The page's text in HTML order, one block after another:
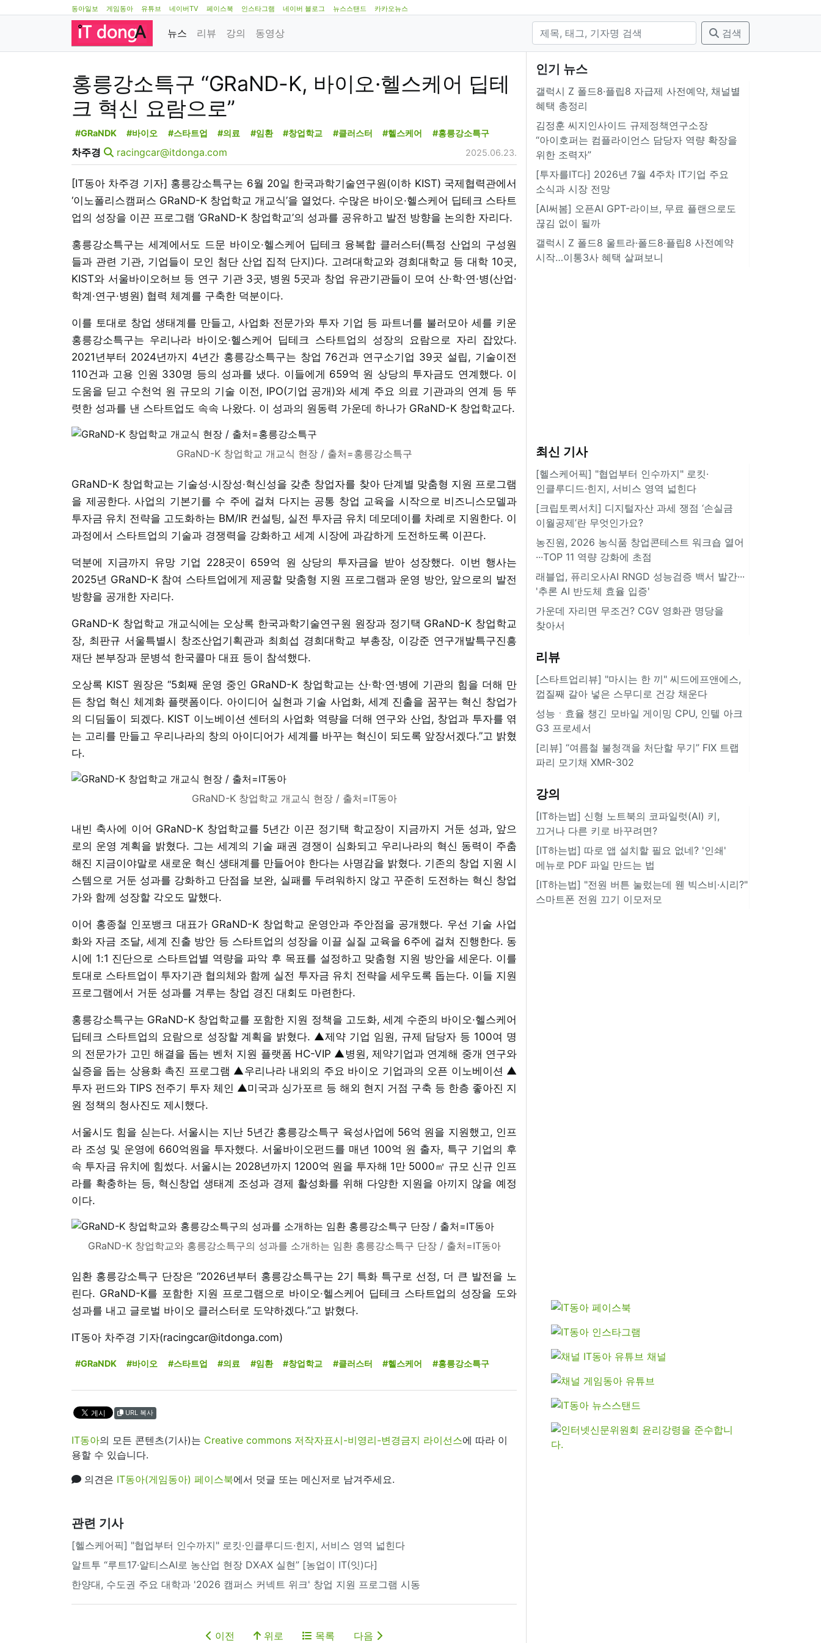
동아일보 게임동아 유튜브 네이버TV 페이스북 인스타그램 네이버 블로그 뉴스스탠드 카카오뉴스
뉴스 리뷰 강의 동영상 검색
홍릉강소특구 “GRaND-K, 바이오·헬스케어 딥테
크 혁신 요람으로”
#GRaNDK #바이오 #스타트업 #의료 #임환 #창업학교 #클러스터 #헬스케어 #홍릉강소특구
차주경 racingcar@itdonga.com 2025.06.23.
[IT동아 차주경 기자] 홍릉강소특구는 6월 20일 한국과학기술연구원(이하 KIST) 국제협력관에서
‘이노폴리스캠퍼스 GRaND-K 창업학교 개교식’을 열었다. 수많은 바이오·헬스케어 딥테크 스타트
업의 성장을 이끈 프로그램 ‘GRaND-K 창업학교’의 성과를 공유하고 발전 방향을 논의한 자리다.
홍릉강소특구는 세계에서도 드문 바이오·헬스케어 딥테크 융복합 클러스터(특정 산업의 구성원
들과 관련 기관, 기업들이 모인 첨단 산업 집적 단지)다. 고려대학교와 경희대학교 등 대학 10곳,
KIST와 서울바이오허브 등 연구 기관 3곳, 병원 5곳과 창업 유관기관들이 모여 산·학·연·병(산업·
학계·연구·병원) 협력 체계를 구축한 덕분이다.
이를 토대로 창업 생태계를 만들고, 사업화 전문가와 투자 기업 등 파트너를 불러모아 세를 키운
홍릉강소특구는 우리나라 바이오·헬스케어 딥테크 스타트업의 성장의 요람으로 자리 잡았다.
2021년부터 2024년까지 4년간 홍릉강소특구는 창업 76건과 연구소기업 39곳 설립, 기술이전
110건과 고용 인원 330명 등의 성과를 냈다. 이들에게 659억 원 상당의 투자금도 연계했다. 이
도움을 딛고 수천억 원 규모의 기술 이전, IPO(기업 공개)와 세계 주요 의료 기관과의 연계 등 뚜
렷한 성과를 낸 스타트업도 속속 나왔다. 이 성과의 원동력 가운데 하나가 GRaND-K 창업학교다.
GRaND-K 창업학교 개교식 현장 / 출처=홍릉강소특구
GRaND-K 창업학교는 기술성·시장성·혁신성을 갖춘 창업자를 찾아 단계별 맞춤형 지원 프로그램
을 제공한다. 사업의 기본기를 수 주에 걸쳐 다지는 공통 창업 교육을 시작으로 비즈니스모델과
투자금 유치 전략을 고도화하는 BM/IR 컨설팅, 실전 투자금 유치 데모데이를 차례로 지원한다. 이
과정에서 스타트업의 기술과 경쟁력을 강화하고 세계 시장에 과감하게 도전하도록 이끈다.
덕분에 지금까지 유망 기업 228곳이 659억 원 상당의 투자금을 받아 성장했다. 이번 행사는
2025년 GRaND-K 참여 스타트업에게 제공할 맞춤형 지원 프로그램과 운영 방안, 앞으로의 발전
방향을 공개한 자리다.
GRaND-K 창업학교 개교식에는 오상록 한국과학기술연구원 원장과 정기택 GRaND-K 창업학교
장, 최판규 서울특별시 창조산업기획관과 최희섭 경희대학교 부총장, 이강준 연구개발특구진흥
재단 본부장과 문병석 한국콜마 대표 등이 참석했다.
오상록 KIST 원장은 “5회째 운영 중인 GRaND-K 창업학교는 산·학·연·병에 기관의 힘을 더해 만
든 창업 혁신 체계화 플랫폼이다. 아이디어 실현과 기술 사업화, 세계 진출을 꿈꾸는 혁신 창업가
의 디딤돌이 되겠다. KIST 이노베이션 센터의 사업화 역량을 더해 연구와 산업, 창업과 투자를 엮
는 고리를 만들고 우리나라의 창의 아이디어가 세계를 바꾸는 혁신이 되도록 앞장서겠다.”고 밝혔
다.
GRaND-K 창업학교 개교식 현장 / 출처=IT동아
내빈 축사에 이어 GRaND-K 창업학교를 5년간 이끈 정기택 학교장이 지금까지 거둔 성과, 앞으
로의 운영 계획을 밝혔다. 그는 세계의 기술 패권 경쟁이 심화되고 우리나라의 혁신 동력이 주춤
해진 지금이야말로 새로운 혁신 생태계를 만들어야 한다는 사명감을 밝혔다. 기존의 창업 지원 시
스템으로 거둔 성과를 강화하고 단점을 보완, 실패를 두려워하지 않고 꾸준히 도전하는 혁신 창업
가와 함께 성장할 각오도 말했다.
이어 홍종철 인포뱅크 대표가 GRaND-K 창업학교 운영안과 주안점을 공개했다. 우선 기술 사업
화와 자금 조달, 세계 진출 방안 등 스타트업의 성장을 이끌 실질 교육을 6주에 걸쳐 진행한다. 동
시에 1:1 진단으로 스타트업별 역량을 파악 후 목표를 설정하고 맞춤형 지원 방안을 세운다. 이를
토대로 스타트업이 투자기관 협의체와 함께 실전 투자금 유치 전략을 세우도록 돕는다. 이들 지원
프로그램에서 거둔 성과를 겨루는 창업 경진 대회도 마련한다.
홍릉강소특구는 GRaND-K 창업학교를 포함한 지원 정책을 고도화, 세계 수준의 바이오·헬스케어
딥테크 스타트업의 요람으로 성장할 계획을 밝혔다. ▲제약 기업 임원, 규제 담당자 등 100여 명
의 전문가가 고민 해결을 돕는 벤처 지원 플랫폼 HC-VIP ▲병원, 제약기업과 연계해 중개 연구와
실증을 돕는 상용화 촉진 프로그램 ▲우리나라 내외의 주요 바이오 기업과의 오픈 이노베이션 ▲
투자 펀드와 TIPS 전주기 투자 체인 ▲미국과 싱가포르 등 해외 현지 거점 구축 등 한층 좋아진 지
원 정책의 청사진도 제시했다.
서울시도 힘을 싣는다. 서울시는 지난 5년간 홍릉강소특구 육성사업에 56억 원을 지원했고, 인프
라 조성 및 운영에 660억원을 투자했다. 서울바이오펀드를 매년 100억 원 출자, 특구 기업의 후
속 투자금 유치에 힘썼다. 서울시는 2028년까지 1200억 원을 투자해 1만 5000㎡ 규모 신규 인프
라를 확충하는 등, 혁신창업 생태계 조성과 경제 활성화를 위해 다양한 지원을 아끼지 않을 예정
이다.
GRaND-K 창업학교와 홍릉강소특구의 성과를 소개하는 임환 홍릉강소특구 단장 / 출처=IT동아
임환 홍릉강소특구 단장은 “2026년부터 홍릉강소특구는 2기 특화 특구로 선정, 더 큰 발전을 노
린다. GRaND-K를 포함한 지원 프로그램으로 바이오·헬스케어 딥테크 스타트업의 성장을 도와
성과를 내고 글로벌 바이오 클러스터로 도약하겠다.”고 밝혔다.
IT동아 차주경 기자(racingcar@itdonga.com)
#GRaNDK #바이오 #스타트업 #의료 #임환 #창업학교 #클러스터 #헬스케어 #홍릉강소특구
URL 복사
IT동아의 모든 콘텐츠(기사)는 Creative commons 저작자표시-비영리-변경금지 라이선스에 따라 이
용할 수 있습니다.
의견은 IT동아(게임동아) 페이스북에서 덧글 또는 메신저로 남겨주세요.
관련 기사
[헬스케어픽] "협업부터 인수까지" 로킷·인클루디드·힌지, 서비스 영역 넓힌다
알트투 “루트17·알티스AI로 농산업 현장 DX·AX 실현” [농업이 IT(잇)다]
한양대, 수도권 주요 대학과 '2026 캠퍼스 커넥트 위크' 창업 지원 프로그램 시동
이전 위로 목록 다음
인기 뉴스
갤럭시 Z 폴드8·플립8 자급제 사전예약, 채널별
혜택 총정리
김정훈 씨지인사이드 규제정책연구소장
“아이호퍼는 컴플라이언스 담당자 역량 확장을
위한 조력자”
[투자를IT다] 2026년 7월 4주차 IT기업 주요
소식과 시장 전망
[AI써봄] 오픈AI GPT-라이브, 무료 플랜으로도
끊김 없이 될까
갤럭시 Z 폴드8 울트라·폴드8·플립8 사전예약
시작…이통3사 혜택 살펴보니
최신 기사
[헬스케어픽] "협업부터 인수까지" 로킷·
인클루디드·힌지, 서비스 영역 넓힌다
[크립토퀵서치] 디지털자산 과세 쟁점 ‘손실금
이월공제’란 무엇인가요?
농진원, 2026 농식품 창업콘테스트 워크숍 열어
···TOP 11 역량 강화에 초점
래블업, 퓨리오사AI RNGD 성능검증 백서 발간···
'추론 AI 반도체 효율 입증'
가운데 자리면 무조건? CGV 영화관 명당을
찾아서
리뷰
[스타트업리뷰] "마시는 한 끼" 씨드에프앤에스,
껍질째 갈아 넣은 스무디로 건강 채운다
성능ㆍ효율 챙긴 모바일 게이밍 CPU, 인텔 아크
G3 프로세서
[리뷰] “여름철 불청객을 처단할 무기” FIX 트랩
파리 모기채 XMR-302
강의
[IT하는법] 신형 노트북의 코파일럿(AI) 키,
끄거나 다른 키로 바꾸려면?
[IT하는법] 따로 앱 설치할 필요 없네? '인쇄'
메뉴로 PDF 파일 만드는 법
[IT하는법] "전원 버튼 눌렀는데 웬 빅스비·시리?"
스마트폰 전원 끄기 이모저모